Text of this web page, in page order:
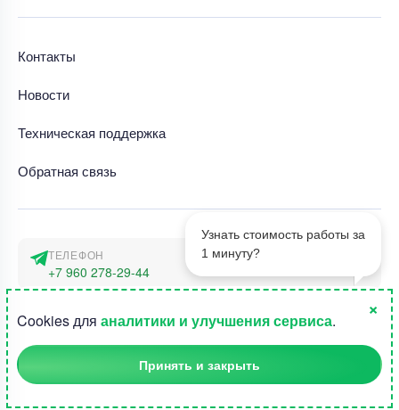
1
Узнать стоимость работы за
1 минуту?
Контакты
Новости
Техническая поддержка
Обратная связь
ТЕЛЕФОН
+7 960 278-29-44
г. Москва, наб. Тараса Шевченко 23а
©2015-2026, Студландия -
Cookies для аналитики и улучшения сервиса.
×
Принять и закрыть